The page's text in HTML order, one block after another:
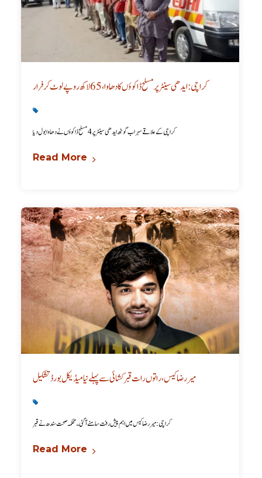
کراچی: ایدھی سینٹر پر مسلح ڈاکوؤں کا دھاوا، 65 لاکھ روپے لوٹ کر فرار
کراچی کے علاقے سہراب گوٹھ ایدھی سینٹر پر 4 مسلح ڈاکوؤں نے دھاوا بول دیا
Read More
میر رضا کیس، راتوں رات قبر کشائی سے پہلے نیا میڈیکل بورڈ تشکیل
کراچی: میر رضا کیس میں اہم پیش رفت سامنے آگئی۔ محکمہ صحت سندھ نے قبر
Read More